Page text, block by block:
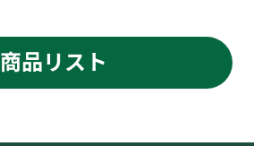
商品リスト